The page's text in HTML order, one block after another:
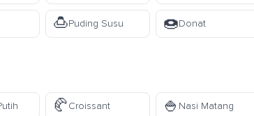
🍮Puding Susu 🍩Donat
🥐Croissant 🍚 Nasi Matang